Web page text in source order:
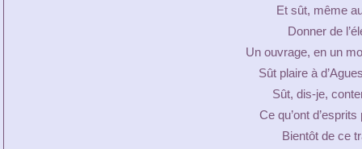
Et sût, même
Donner de
Un ouvrage, en un
Sût plaire à
Sût, dis-je,
Ce qu’ont
Bientôt de ce